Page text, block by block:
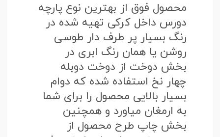
محصول فوق از بهترین نوع پارچه
دورس داخل کرکی تهیه شده در
رنگ بسیار پر طرف دار طوسی
روشن یا همان رنگ ابری در
بخش دوخت از دوخت دوبله
چهار نخ استفاده شده که دوام
بسیار بالایی محصول را برای شما
به ارمغان میاورد و همچنین
بخش چاپ طرح محصول از